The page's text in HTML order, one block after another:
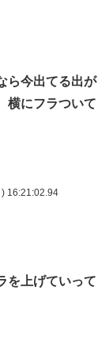
ら今出てる出が
横にフラついて
) 16:21:02.94
を上げていって